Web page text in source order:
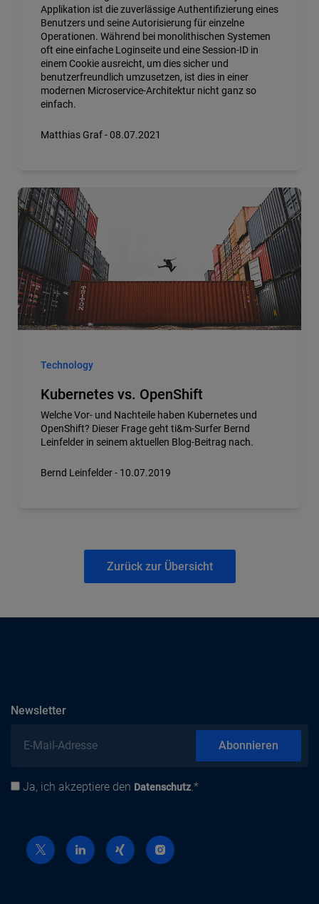
Applikation ist die zuverlässige Authentifizierung eines
Benutzers und seine Autorisierung für einzelne
Operationen. Während bei monolithischen Systemen
oft eine einfache Loginseite und eine Session-ID in
einem Cookie ausreicht, um dies sicher und
benutzerfreundlich umzusetzen, ist dies in einer
modernen Microservice-Architektur nicht ganz so
einfach.
Matthias Graf - 08.07.2021
Technology
Kubernetes vs. OpenShift
Welche Vor- und Nachteile haben Kubernetes und
OpenShift? Dieser Frage geht ti&m-Surfer Bernd
Leinfelder in seinem aktuellen Blog-Beitrag nach.
Bernd Leinfelder - 10.07.2019
Zurück zur Übersicht
Newsletterabonnieren
E-Mail-Adresse
Datenschutz
Ja, ich akzeptiere den Datenschutz.*
Abonnieren